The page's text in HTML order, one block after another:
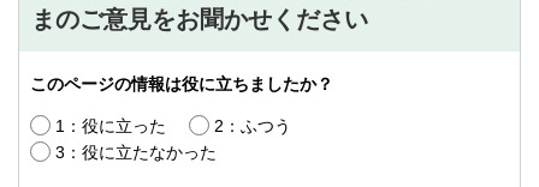
まのご意見をお聞かせください
このページの情報は役に立ちましたか？
1：役に立った
2：ふつう
3：役に立たなかった